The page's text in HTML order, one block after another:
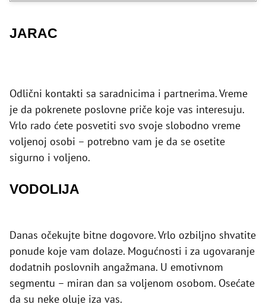
JARAC
Odlični kontakti sa saradnicima i partnerima. Vreme
je da pokrenete poslovne priče koje vas interesuju.
Vrlo rado ćete posvetiti svo svoje slobodno vreme
voljenoj osobi – potrebno vam je da se osetite
sigurno i voljeno.
VODOLIJA
Danas očekujte bitne dogovore. Vrlo ozbiljno shvatite
ponude koje vam dolaze. Mogućnosti i za ugovaranje
dodatnih poslovnih angažmana. U emotivnom
segmentu – miran dan sa voljenom osobom. Osećate
da su neke oluje iza vas.